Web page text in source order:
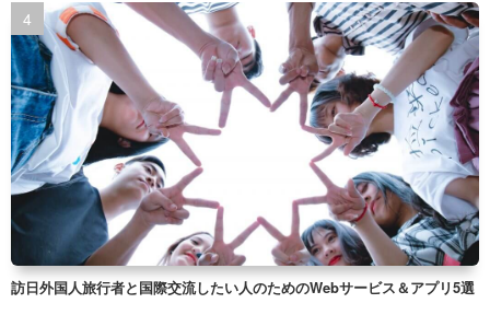
訪日外国人旅行者と国際交流したい人のためのWebサービス＆アプリ5選